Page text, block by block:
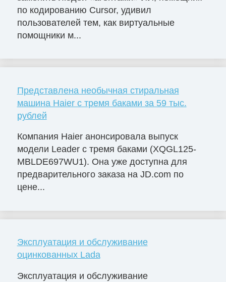
по кодированию Cursor, удивил
пользователей тем, как виртуальные
помощники м...
Представлена необычная стиральная
машина Haier с тремя баками за 59 тыс.
рублей
Компания Haier анонсировала выпуск
модели Leader с тремя баками (XQGL125-
MBLDE697WU1). Она уже доступна для
предварительного заказа на JD.com по
цене...
Эксплуатация и обслуживание
оцинкованных Lada
Эксплуатация и обслуживание